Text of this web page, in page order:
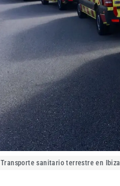
Transporte sanitario terrestre en Ibiza